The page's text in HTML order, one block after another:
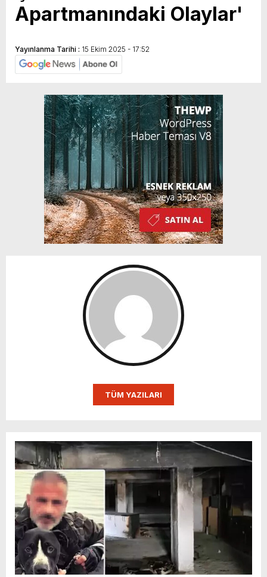
Apartmanındaki Olaylar'
Yayınlanma Tarihi : 15 Ekim 2025 - 17:52
TÜM YAZILARI